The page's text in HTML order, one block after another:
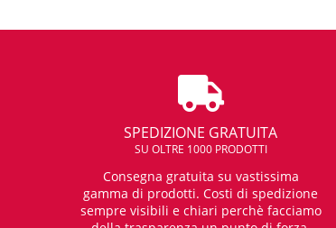
SPEDIZIONE GRATUITA
SU OLTRE 1000 PRODOTTI
Consegna gratuita su vastissima
gamma di prodotti. Costi di spedizione
sempre visibili e chiari perchè facciamo